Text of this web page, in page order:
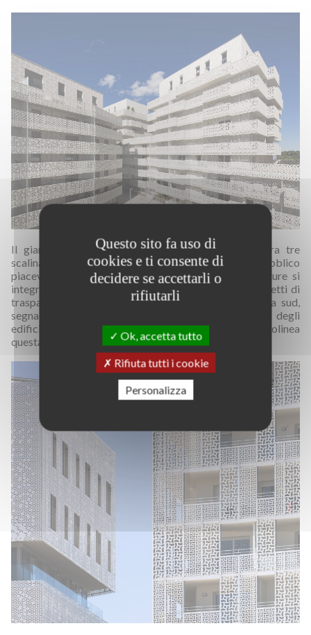
Il giardino sospeso al primo piano è accessibile tra tre
scalinate monumentali che ne fanno uno spazio pubblico
piacevolmente fruibile, aperto alla città. Delle aperture si
integrano a queste grandi scalinate creando degli effetti di
trasparenza e leggerezza. La piazza Pablo Picasso, a sud,
segna l’entrata della città. Un lavoro sulla verticalità degli
edifici la cui sagoma si staglia nel paesaggio sottolinea
questa nuova identità urbana e offre un segnale forte.
Questo sito fa uso di
cookies e ti consente di
decidere se accettarli o
rifiutarli
Ok, accetta tutto
Rifiuta tutti i cookie
Personalizza